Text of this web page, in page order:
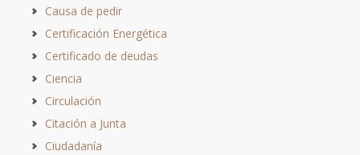
Causa de pedir
Certificación Energética
Certificado de deudas
Ciencia
Circulación
Citación a Junta
Ciudadanía